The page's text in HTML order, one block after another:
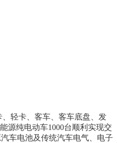
轻卡、客车、客车底盘、发
源纯电动车1000台顺利实现交
车电池及传统汽车电气、电子